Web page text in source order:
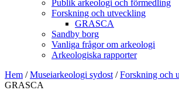
Publik arkeologi och förmedling
Forskning och utveckling
GRASCA
Sandby borg
Vanliga frågor om arkeologi
Arkeologiska rapporter
Hem /Museiarkeologi sydost /Forskning och
GRASCA